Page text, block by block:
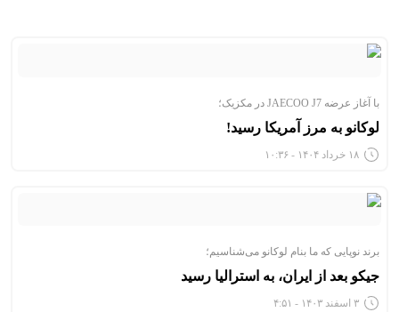
با آغاز عرضه JAECOO J7 در مکزیک؛
لوکانو به مرز آمریکا رسید!
۱۸ خرداد ۱۴۰۴ - ۱۰:۳۶
برند نوپایی که ما بنام لوکانو می‌شناسیم؛
جیکو بعد از ایران، به استرالیا رسید
۳ اسفند ۱۴۰۳ - ۴:۵۱